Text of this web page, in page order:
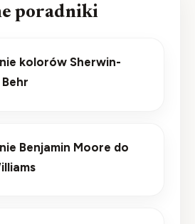
poradniki
kolorów Sherwin-
Benjamin Moore do